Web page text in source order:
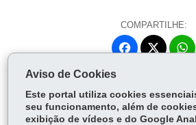
COMPARTILHE:
Fa
ok
itt
er
Aviso de Cookies
Este portal utiliza cookies
seu funcionamento, além de
exibição de vídeos e do Google